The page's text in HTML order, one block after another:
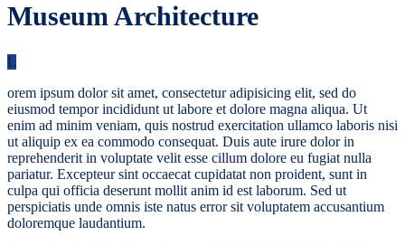
Museum Architecture
L
orem ipsum dolor sit amet, consectetur adipisicing elit, sed do
eiusmod tempor incididunt ut labore et dolore magna aliqua. Ut
enim ad minim veniam, quis nostrud exercitation ullamco laboris nisi
ut aliquip ex ea commodo consequat. Duis aute irure dolor in
reprehenderit in voluptate velit esse cillum dolore eu fugiat nulla
pariatur. Excepteur sint occaecat cupidatat non proident, sunt in
culpa qui officia deserunt mollit anim id est laborum. Sed ut
perspiciatis unde omnis iste natus error sit voluptatem accusantium
doloremque laudantium.